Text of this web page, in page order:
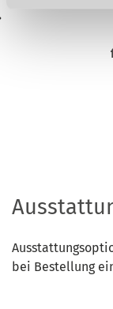
bei Bestellung